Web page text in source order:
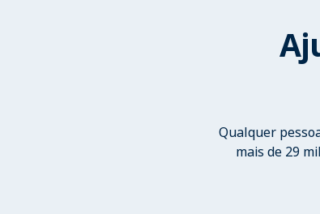
Qualquer
mais de 29